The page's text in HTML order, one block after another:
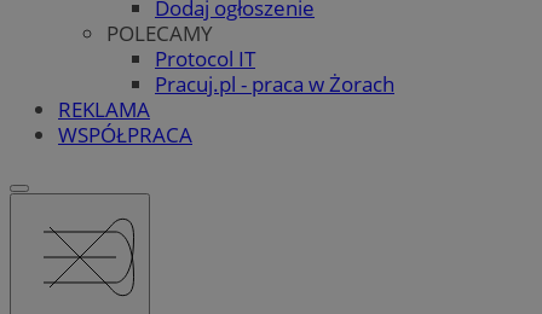
Dodaj ogłoszenie
POLECAMY
Protocol IT
Pracuj.pl - praca w Żorach
REKLAMA
WSPÓŁPRACA